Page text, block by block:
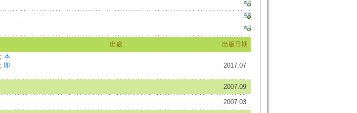
出處 出版日期
; 本
; 即
2017.07
2007.09
2007.03